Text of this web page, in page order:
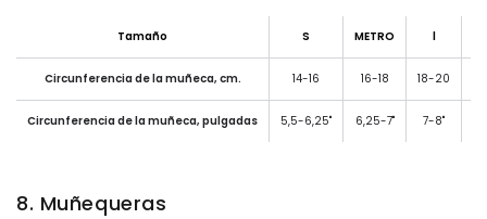
Tamaño S METRO l
Circunferencia de la muñeca, cm. 14-16 16-18 18-20
Circunferencia de la muñeca, pulgadas 5,5-6,25" 6,25-7" 7-8"
8. Muñequeras